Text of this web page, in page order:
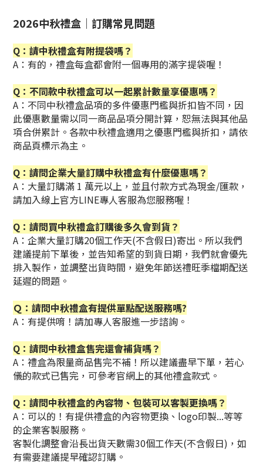
2026中秋禮盒｜訂購常見問題
Q：請中秋禮盒有附提袋嗎？
A：有的，禮盒每盒都會附一個專用的滿字提袋喔！
Q：不同款中秋禮盒可以一起累計數量享優惠嗎？
A：不同中秋禮盒品項的多件優惠門檻與折扣皆不同，因
此優惠數量需以同一商品品項分開計算，恕無法與其他品
項合併累計。各款中秋禮盒適用之優惠門檻與折扣，請依
商品頁標示為主。
Q：請問企業大量訂購中秋禮盒有什麼優惠嗎？
A：大量訂購滿 1 萬元以上，並且付款方式為現金/匯款，
請加入線上官方LINE專人客服為您服務喔！
Q：請問買中秋禮盒訂購後多久會到貨？
A：企業大量訂購20個工作天(不含假日)寄出。所以我們
建議提前下單後，並告知希望的到貨日期，我們就會優先
排入製作，並調整出貨時間，避免年節送禮旺季檔期配送
延遲的問題。
Ｑ：請問中秋禮盒有提供單點配送服務嗎?
A：有提供唷！請加專人客服進一步諮詢。
Q：請問中秋禮盒售完還會補貨嗎？
A：禮盒為限量商品售完不補！所以建議盡早下單，若心
儀的款式已售完，可參考官網上的其他禮盒款式。
Q：請問中秋禮盒的內容物、包裝可以客製更換嗎？
A：可以的！有提供禮盒的內容物更換、logo印製...等等
的企業客製服務。
客製化調整會沿長出貨天數需30個工作天(不含假日)，如
有需要建議提早確認訂購。